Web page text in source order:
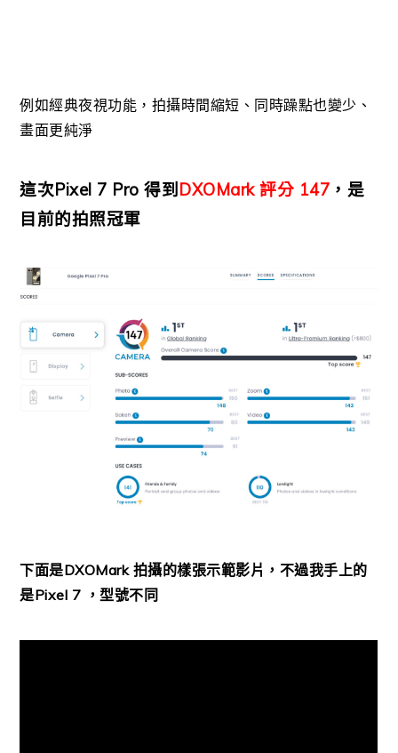
例如經典夜視功能，拍攝時間縮短、同時躁點也變少、
畫面更純淨
這次Pixel 7 Pro 得到 DXOMark 評分 147 ，是
目前的拍照冠軍
下面是DXOMark 拍攝的樣張示範影片，不過我手上的
是Pixel 7 ，型號不同